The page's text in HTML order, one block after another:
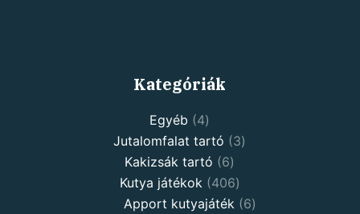
Kategóriák
Egyéb 44
products
Jutalomfalat tartó 33
Kakizsák tartó 66
products
Kutya játékok 406406
products
Apport kutyajáték 66